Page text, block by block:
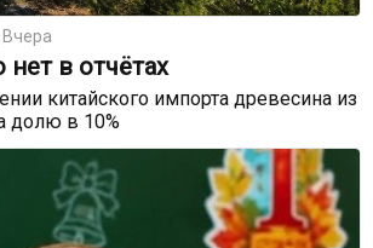
Вчера
нет в отчётах
китайского импорта древесина из
долю в 10%